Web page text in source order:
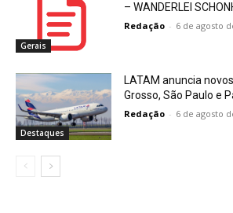
Gerais
– WANDERLEI
Redação - 6 de agosto
Destaques
LATAM anuncia
Grosso, São Paulo e
Redação - 6 de agosto